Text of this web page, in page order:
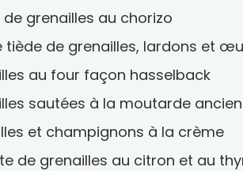
de grenailles au chorizo
tiède de grenailles, lardons et
au four façon hasselback
sautées à la moutarde
et champignons à la crème
de grenailles au citron et au